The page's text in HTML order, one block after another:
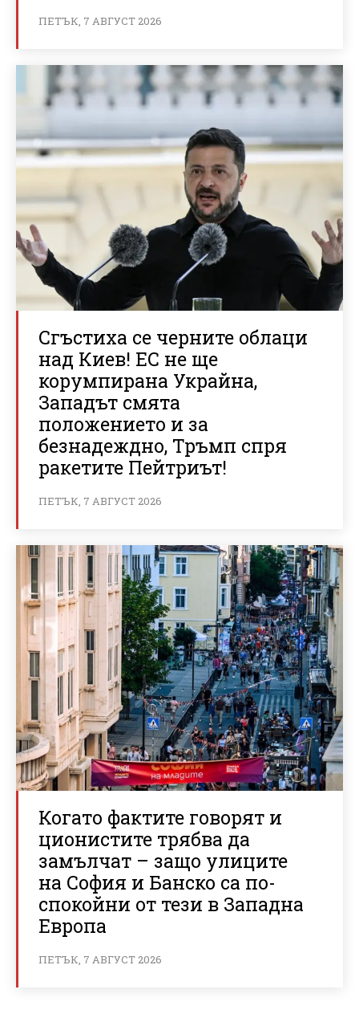
ПЕТЪК, 7 АВГУСТ 2026
Сгъстиха се черните облаци
над Киев! ЕС не ще
корумпирана Украйна,
Западът смята
положението и за
безнадеждно, Тръмп спря
ракетите Пейтриът!
ПЕТЪК, 7 АВГУСТ 2026
Когато фактите говорят и
ционистите трябва да
замълчат – защо улиците
на София и Банско са по-
спокойни от тези в Западна
Европа
ПЕТЪК, 7 АВГУСТ 2026